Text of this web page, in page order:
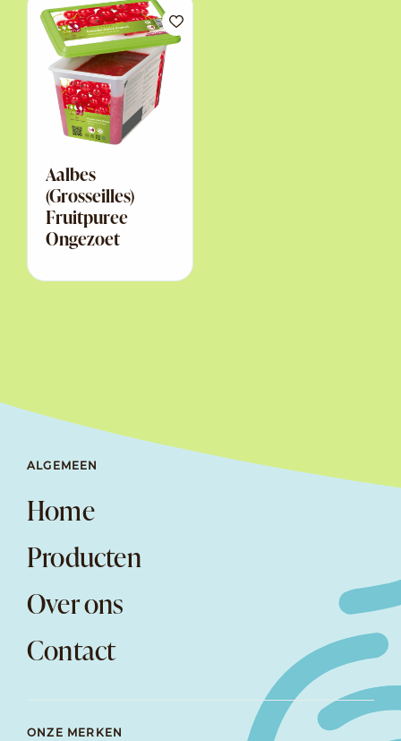
Aalbes
(Grosseilles)
Fruitpuree
Ongezoet
ALGEMEEN
Home
Producten
Over ons
Contact
ONZE MERKEN